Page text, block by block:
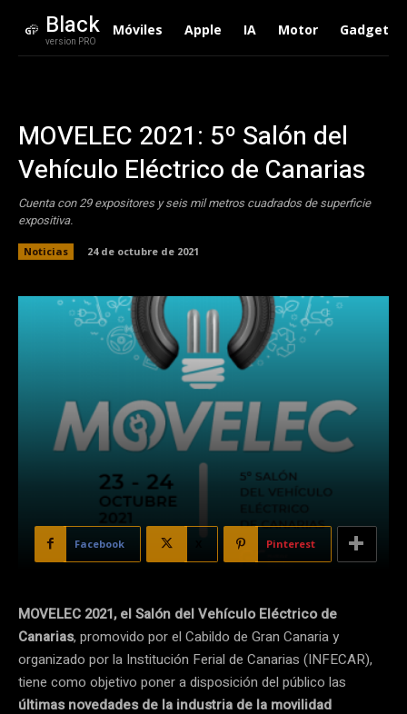
Black
version PRO
Móviles Apple IA Motor Gadgets
MOVELEC 2021: 5º Salón del
Vehículo Eléctrico de Canarias
Cuenta con 29 expositores y seis mil metros cuadrados de superficie
expositiva.
Noticias 24 de octubre de 2021
Facebook Pinterest
MOVELEC 2021, el Salón del Vehículo Eléctrico de
Canarias, promovido por el Cabildo de Gran Canaria y
organizado por la Institución Ferial de Canarias (INFECAR),
tiene como objetivo poner a disposición del público las
últimas novedades de la industria de la movilidad